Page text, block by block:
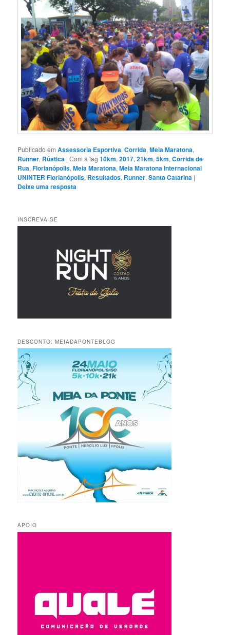
Publicado em Assessoria Esportiva,Corrida,Meia Maratona,
Runner, Rústica |Com a tag10km,2017,21km,5km,Corrida de
Rua,Florianópolis,Meia Maratona,Meia Maratona Internacional
UNINTER Florianópolis, Resultados, Runner,Santa Catarina |
Deixe uma resposta
INSCREVA-SE
DESCONTO: MEIADAPONTEBLOG
APOIO